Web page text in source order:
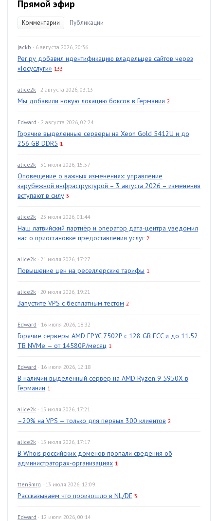
Прямой эфир
Комментарии Публикации
jackb · 6 августа 2026, 20:36
Рег.ру добавил идентификацию владельцев сайтов через
«Госуслуги» 133
alice2k · 2 августа 2026, 03:13
Мы добавили новую локацию боксов в Германии 2
Edward · 2 августа 2026, 02:24
Горячие выделенные серверы на Xeon Gold 5412U и до
256 GB DDR5 1
alice2k · 31 июля 2026, 15:57
Оповещение о важных изменениях: управление
зарубежной инфраструктурой – 3 августа 2026 – изменения
вступают в силу 3
alice2k · 25 июля 2026, 01:44
Наш латвийский партнёр и оператор дата-центра уведомил
нас о приостановке предоставления услуг 2
alice2k · 21 июля 2026, 17:27
Повышение цен на реселлерские тарифы 1
alice2k · 20 июля 2026, 19:21
Запустите VPS с бесплатным тестом 2
Edward · 16 июля 2026, 18:32
Горячие серверы AMD EPYC 7502P с 128 GB ECC и до 11.52
TB NVMe — от 14580₽/месяц 1
Edward · 16 июля 2026, 12:18
В наличии выделенный сервер на AMD Ryzen 9 5950X в
Германии 1
alice2k · 15 июля 2026, 17:21
–20% на VPS — только для первых 300 клиентов 2
alice2k · 15 июля 2026, 17:17
В Whois российских доменов пропали сведения об
администраторах-организациях 1
tten9mrg · 13 июля 2026, 12:09
Рассказываем что произошло в NL/DE 3
Edward · 12 июля 2026, 00:14